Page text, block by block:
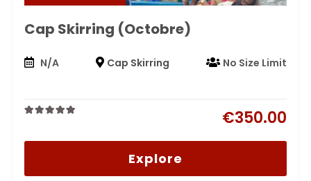
Cap Skirring (Octobre)
N/A Cap Skirring No Size Limit
€350.00
out
Explore